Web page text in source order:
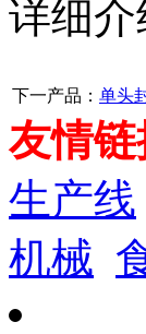
详细介
下一产品： 单头
友情链
生产线
机械